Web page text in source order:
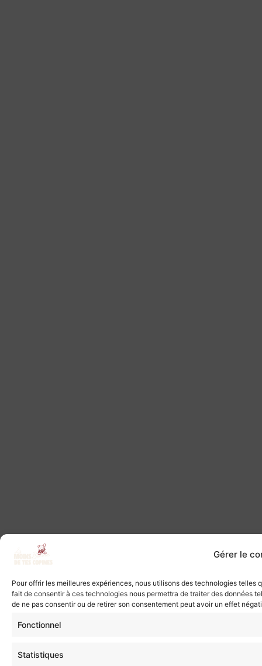
Gérer le
Pour offrir les meilleures expériences, nous utilisons des technologies
fait de consentir à ces technologies nous permettra de traiter des données
de ne pas consentir ou de retirer son consentement peut avoir un effet
Fonctionnel
Statistiques